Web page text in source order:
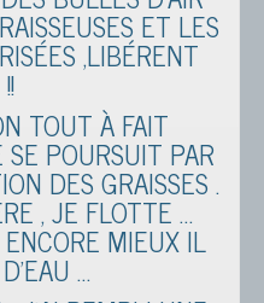
ET LES
,LIBÉRENT
TOUT À FAIT
POURSUIT PAR
DES GRAISSES .
, JE FLOTTE …
MIEUX IL
…